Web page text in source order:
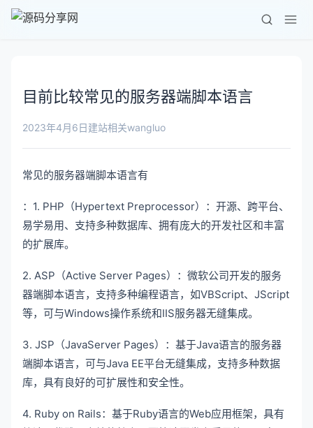
目前比较常见的服务器端脚本语言
2023年4月6日建站相关wangluo
常见的服务器端脚本语言有
：1. PHP（Hypertext Preprocessor）：开源、跨平台、
易学易用、支持多种数据库、拥有庞大的开发社区和丰富
的扩展库。
2. ASP（Active Server Pages）：微软公司开发的服务
器端脚本语言，支持多种编程语言，如VBScript、JScript
等，可与Windows操作系统和IIS服务器无缝集成。
3. JSP（JavaServer Pages）：基于Java语言的服务器
端脚本语言，可与Java EE平台无缝集成，支持多种数据
库，具有良好的可扩展性和安全性。
4. Ruby on Rails：基于Ruby语言的Web应用框架，具有